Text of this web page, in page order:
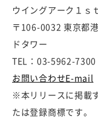
ウイングアーク１ｓ
〒106-0032 東京都
ドタワー
TEL：03-5962-
お問い合わせE-mail
※本リリースに掲載
たは登録商標です。